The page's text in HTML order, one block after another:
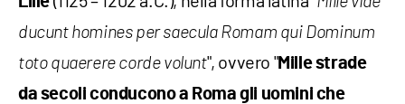
ducunt homines per saecula Romam qui Dominum
toto quaerere corde volunt", ovvero "Mille strade
da secoli conducono a Roma gli uomini che